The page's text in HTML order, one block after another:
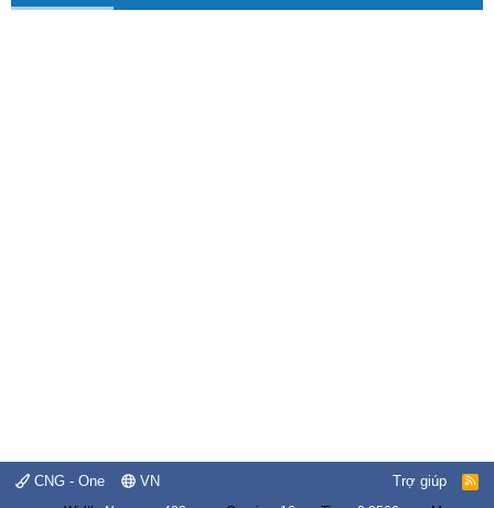
CNG - One VN Trợ giúp
R